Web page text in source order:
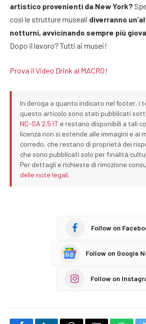
artistico provenienti da New York?
così le strutture museali diverranno
notturni, avvicinando sempre più
Dopo il lavoro? Tutti ai musei!
Prova il Video Drink al MACRO!
In deroga a quanto indicato nel footer, i
questo articolo sono stati pubblicati
NC-SA 2.5 IT e restano disponibili a tali
licenza non si estende alle immagini e ai
corredo, che restano di proprietà dei
che sono pubblicati solo per finalità
Per dettagli e richieste di rimozione
delle note legali.
Follow on
Follow on Google
Follow on